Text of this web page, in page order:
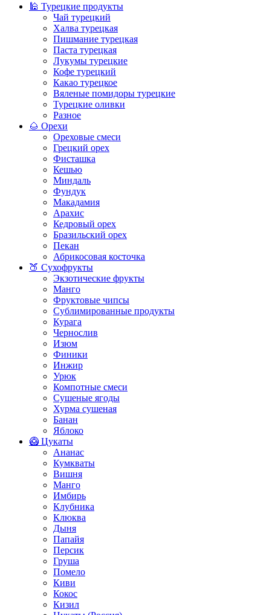
🕌 Турецкие продукты
Чай турецкий
Халва турецкая
Пишмание турецкая
Паста турецкая
Лукумы турецкие
Кофе турецкий
Какао турецкое
Вяленые помидоры турецкие
Турецкие оливки
Разное
🌰 Орехи
Ореховые смеси
Грецкий орех
Фисташка
Кешью
Миндаль
Фундук
Макадамия
Арахис
Кедровый орех
Бразильский орех
Пекан
Абрикосовая косточка
🍑 Сухофрукты
Экзотические фрукты
Манго
Фруктовые чипсы
Сублимированные продукты
Курага
Чернослив
Изюм
Финики
Инжир
Урюк
Компотные смеси
Сушеные ягоды
Хурма сушеная
Банан
Яблоко
🥝 Цукаты
Ананас
Кумкваты
Вишня
Манго
Имбирь
Клубника
Клюква
Дыня
Папайя
Персик
Груша
Помело
Киви
Кокос
Кизил